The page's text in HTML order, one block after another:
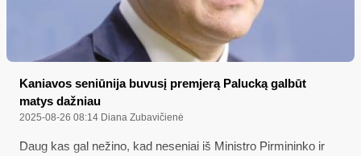
Kaniavos seniūnija buvusį premjerą Palucką galbūt
matys dažniau
2025-08-26 08:14 Diana Zubavičienė
Daug kas gal nežino, kad neseniai iš Ministro Pirmininko ir